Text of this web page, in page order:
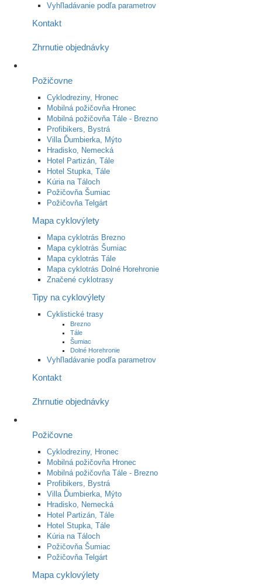
Vyhľladávanie podľa parametrov
Kontakt
Zhrnutie objednávky
Požičovne
Cyklodreziny, Hronec
Mobilná požičovňa Hronec
Mobilná požičovňa Tále - Brezno
Profibikers, Bystrá
Villa Ďumbierka, Mýto
Hradisko, Nemecká
Hotel Partizán, Tále
Hotel Stupka, Tále
Kúria na Táloch
Požičovňa Šumiac
Požičovňa Telgárt
Mapa cyklovýlety
Mapa cyklotrás Brezno
Mapa cyklotrás Šumiac
Mapa cyklotrás Tále
Mapa cyklotrás Dolné Horehronie
Značené cyklotrasy
Tipy na cyklovýlety
Cyklistické trasy
Brezno
Tále
Šumiac
Dolné Horehronie
Vyhľladávanie podľa parametrov
Kontakt
Zhrnutie objednávky
Požičovne
Cyklodreziny, Hronec
Mobilná požičovňa Hronec
Mobilná požičovňa Tále - Brezno
Profibikers, Bystrá
Villa Ďumbierka, Mýto
Hradisko, Nemecká
Hotel Partizán, Tále
Hotel Stupka, Tále
Kúria na Táloch
Požičovňa Šumiac
Požičovňa Telgárt
Mapa cyklovýlety